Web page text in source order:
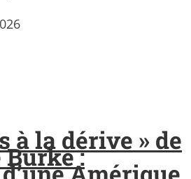
à la dérive » de
Burke :